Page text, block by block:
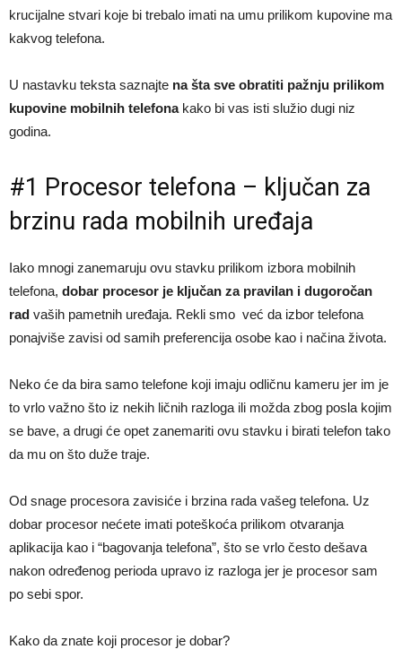
krucijalne stvari koje bi trebalo imati na umu prilikom kupovine ma
kakvog telefona.
U nastavku teksta saznajte na šta sve obratiti pažnju prilikom
kupovine mobilnih telefonakako bi vas isti služio dugi niz
godina.
#1 Procesor telefona – ključan za
brzinu rada mobilnih uređaja
Iako mnogi zanemaruju ovu stavku prilikom izbora mobilnih
telefona, dobar procesor je ključan za pravilan i dugoročan
rad vaših pametnih uređaja. Rekli smo već da izbor telefona
ponajviše zavisi od samih preferencija osobe kao i načina života.
Neko će da bira samo telefone koji imaju odličnu kameru jer im je
to vrlo važno što iz nekih ličnih razloga ili možda zbog posla kojim
se bave, a drugi će opet zanemariti ovu stavku i birati telefon tako
da mu on što duže traje.
Od snage procesora zavisiće i brzina rada vašeg telefona. Uz
dobar procesor nećete imati poteškoća prilikom otvaranja
aplikacija kao i “bagovanja telefona”, što se vrlo često dešava
nakon određenog perioda upravo iz razloga jer je procesor sam
po sebi spor.
Kako da znate koji procesor je dobar?